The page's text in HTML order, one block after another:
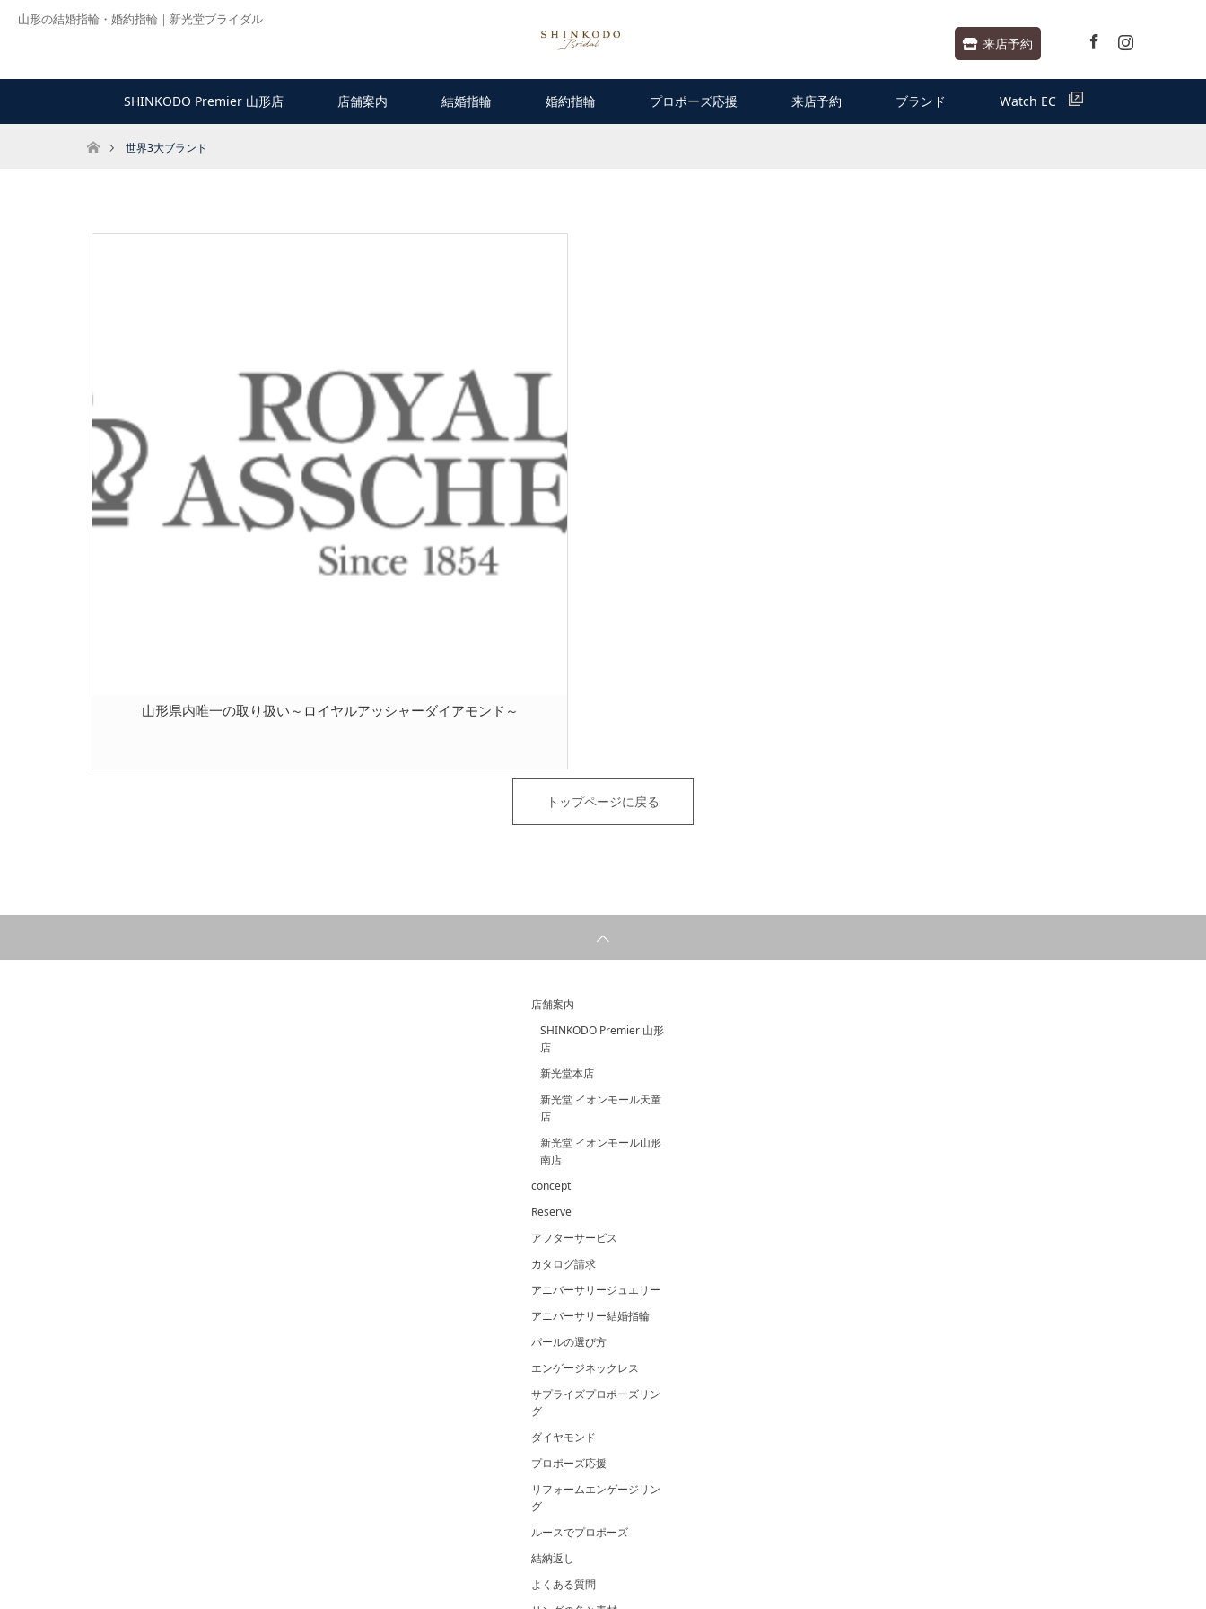
山形の結婚指輪・婚約指輪｜新光堂ブライダル
来店予約
Instagram
SHINKODO Premier 山形店 店舗案内 結婚指輪 婚約指輪 プロポーズ応援 来店予約 ブランド Watch EC
ホーム世界3大ブランド
山形県内唯一の取り扱い～ロイヤルアッシャーダイアモンド～
トップページに戻る
店舗案内
SHINKODO Premier 山形
店
新光堂本店
新光堂 イオンモール天童
店
新光堂 イオンモール山形
南店
concept
Reserve
アフターサービス
カタログ請求
アニバーサリージュエリー
アニバーサリー結婚指輪
パールの選び方
エンゲージネックレス
サプライズプロポーズリン
グ
ダイヤモンド
プロポーズ応援
リフォームエンゲージリン
グ
ルースでプロポーズ
結納返し
よくある質問